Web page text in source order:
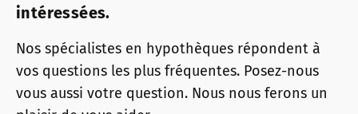
intéressées.
Nos spécialistes en hypothèques répondent à
vos questions les plus fréquentes. Posez-nous
vous aussi votre question. Nous nous ferons un